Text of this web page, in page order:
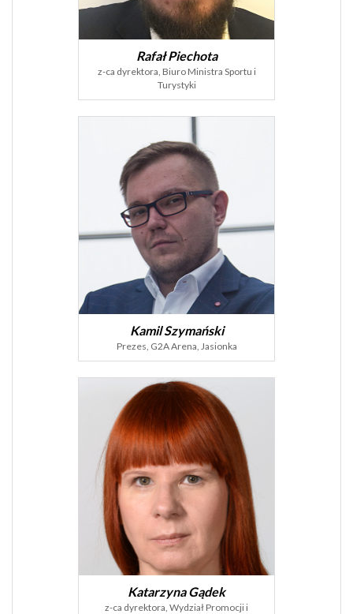
Rafał Piechota
z-ca dyrektora, Biuro Ministra Sportu i
Turystyki
Kamil Szymański
Prezes, G2A Arena, Jasionka
Katarzyna Gądek
z-ca dyrektora, Wydział Promocji i